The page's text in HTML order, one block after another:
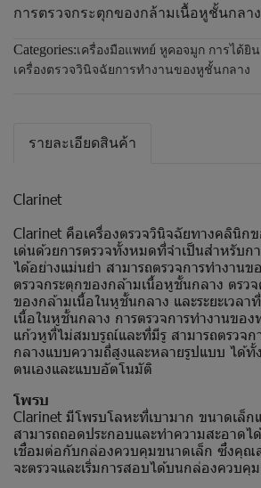
การตรวจกระตุกของกล้ามเนื้อหูชั้นกลาง
Categories:เครื่องมือแพทย์ หูคอจมูก การได้ยิ
เครื่องตรวจวินิจฉัยการทำงานของหูชั้นกลาง
รายละเอียดสินค้า
Clarinet
Clarinet คือเครื่องตรวจวินิจฉัยทางคลินิก
เด่นด้วยการตรวจทั้งหมดที่จำเป็นสำหรับก
ได้อย่างแม่นยำ สามารถตรวจการทำงาน
ตรวจกระตุกของกล้ามเนื้อหูชั้นกลาง ตรว
ของกล้ามเนื้อในหูชั้นกลาง และระยะเวลา
เนื้อในหูชั้นกลาง การตรวจการทำงานของ
แก้วหูที่ไม่สมบรูณ์และที่มีรู สามารถตรวจก
กลางแบบความถี่สูงและหลายรูปแบบ ได้
ตนเองและแบบอัตโนมัติ
โพรบ
Clarinet มีโพรบโลหะที่เบามาก ขนาดเล็
สามารถถอดประกอบและทำความสะอาดไ
เชื่อมต่อกับกล่องควบคุมขนาดเล็ก ซึ่งคุณ
จะตรวจและเริ่มการสอบได้บนกล่องควบคุม